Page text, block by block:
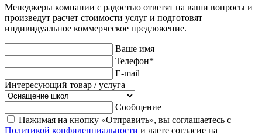
Менеджеры компании с радостью ответят на ваши вопросы и
произведут расчет стоимости услуг и подготовят
индивидуальное коммерческое предложение.
Ваше имя
Телефон*
E-mail
Интересующий товар / услуга
Сообщение
Нажимая на кнопку «Отправить», вы соглашаетесь с
Политикой конфиденциальности и даете согласие на